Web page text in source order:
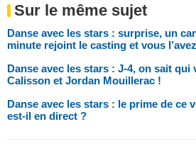
Sur le même sujet
Danse avec les stars : surprise, un
minute rejoint le casting et vous
Danse avec les stars : J-4, on sait qui
Calisson et Jordan Mouillerac !
Danse avec les stars : le prime de ce
est-il en direct ?